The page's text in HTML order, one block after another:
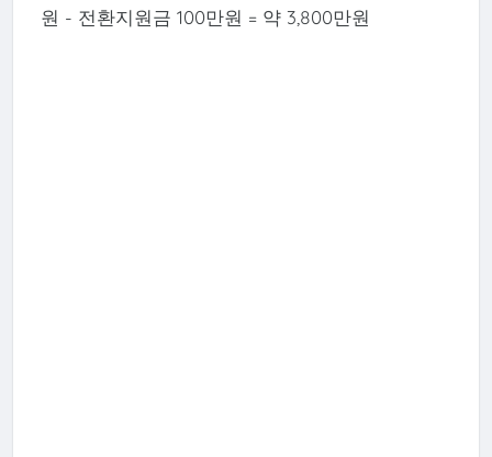
원 - 전환지원금 100만원 = 약 3,800만원